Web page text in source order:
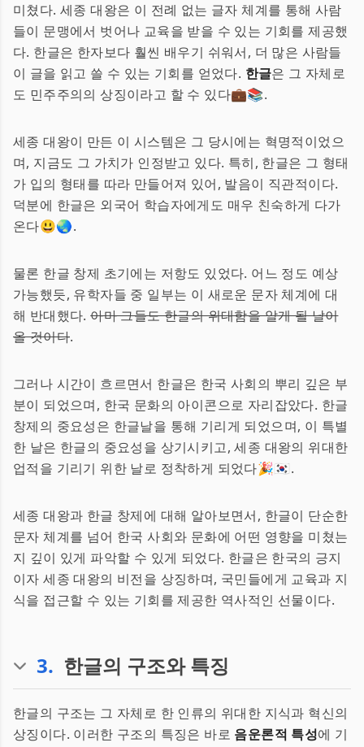
미쳤다. 세종 대왕은 이 전례 없는 글자 체계를 통해 사람
들이 문맹에서 벗어나 교육을 받을 수 있는 기회를 제공했
다. 한글은 한자보다 훨씬 배우기 쉬워서, 더 많은 사람들
이 글을 읽고 쓸 수 있는 기회를 얻었다. 한글은 그 자체로
도 민주주의의 상징이라고 할 수 있다💼📚.
세종 대왕이 만든 이 시스템은 그 당시에는 혁명적이었으
며, 지금도 그 가치가 인정받고 있다. 특히, 한글은 그 형태
가 입의 형태를 따라 만들어져 있어, 발음이 직관적이다.
덕분에 한글은 외국어 학습자에게도 매우 친숙하게 다가
온다😃🌏.
물론 한글 창제 초기에는 저항도 있었다. 어느 정도 예상
가능했듯, 유학자들 중 일부는 이 새로운 문자 체계에 대
해 반대했다.아마 그들도 한글의 위대함을 알게 될 날이
올 것이다.
그러나 시간이 흐르면서 한글은 한국 사회의 뿌리 깊은 부
분이 되었으며, 한국 문화의 아이콘으로 자리잡았다. 한글
창제의 중요성은 한글날을 통해 기리게 되었으며, 이 특별
한 날은 한글의 중요성을 상기시키고, 세종 대왕의 위대한
업적을 기리기 위한 날로 정착하게 되었다🎉🇰🇷.
세종 대왕과 한글 창제에 대해 알아보면서, 한글이 단순한
문자 체계를 넘어 한국 사회와 문화에 어떤 영향을 미쳤는
지 깊이 있게 파악할 수 있게 되었다. 한글은 한국의 긍지
이자 세종 대왕의 비전을 상징하며, 국민들에게 교육과 지
식을 접근할 수 있는 기회를 제공한 역사적인 선물이다.
3. 한글의 구조와 특징
한글의 구조는 그 자체로 한 인류의 위대한 지식과 혁신의
상징이다. 이러한 구조의 특징은 바로 음운론적 특성에 기